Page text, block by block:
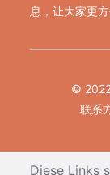
息，让大家更
©
联系
Diese Links